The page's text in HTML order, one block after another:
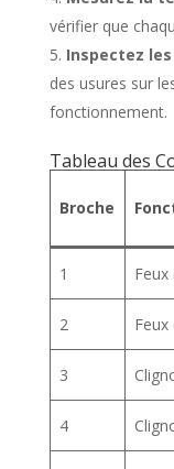
vérifier que
Inspectez
des usures sur
fonctionnement.
Tableau des
Broche
1
2
3
4